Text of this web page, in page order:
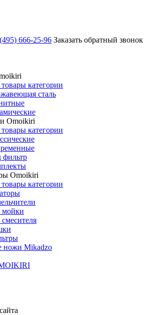
666-25-96 Заказать обратный звонок
категории
сталь
Omoikiri
категории
фильтр
Omoikiri
категории
мойки
ножи Mikadzo